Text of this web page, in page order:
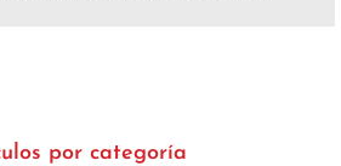
por categoría